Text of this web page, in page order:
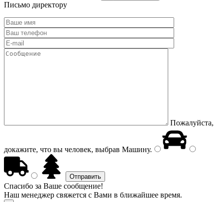
Письмо директору
Пожалуйста,
докажите, что вы человек, выбрав Машину.
Спасибо за Ваше сообщение!
Наш менеджер свяжется с Вами в ближайшее время.